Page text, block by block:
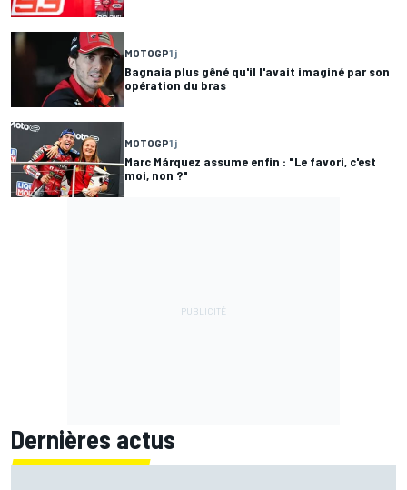
MOTOGP1 j
Bagnaia plus gêné qu'il l'avait imaginé par son
opération du bras
MOTOGP1 j
Marc Márquez assume enfin : "Le favori, c'est
moi, non ?"
Dernières actus